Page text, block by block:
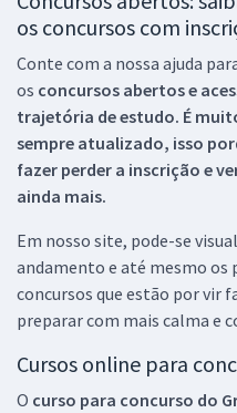
os concursos com
Conte com a nossa ajuda
os concursos abertos e
trajetória de estudo. É
sempre atualizado, isso
fazer perder a inscrição e
ainda mais.
Em nosso site, pode-se
andamento e até mesmo os
concursos que estão por vir
preparar com mais calma e
Cursos online para
O curso para concurso do